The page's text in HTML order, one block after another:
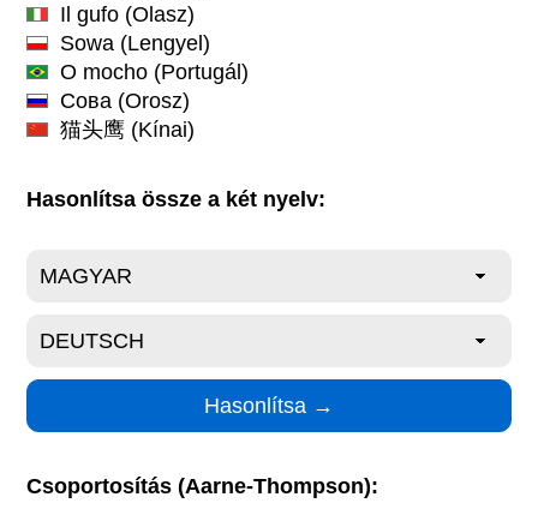
Il gufo (Olasz)
Sowa (Lengyel)
O mocho (Portugál)
Сова (Orosz)
猫头鹰 (Kínai)
Hasonlítsa össze a két nyelv:
Csoportosítás (Aarne-Thompson):